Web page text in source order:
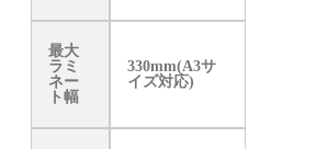
最大
ラミ
ネー
ト幅
330mm(A3サ
イズ対応)